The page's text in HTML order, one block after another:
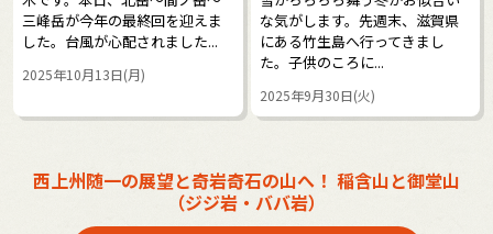
三峰岳が今年の最終回を迎えま
した。台風が心配されました...
2025年10月13日(月)
な気がします。先週末、滋賀県
にある竹生島へ行ってきまし
た。子供のころに...
2025年9月30日(火)
西上州随一の展望と奇岩奇石の山へ！ 稲含山と御堂山
（ジジ岩・ババ岩）